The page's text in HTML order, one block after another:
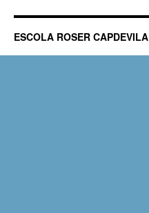
ESCOLA ROSER CAPDEVILA